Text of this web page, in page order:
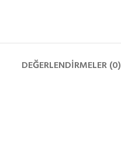
DEĞERLENDIRMELER (0)